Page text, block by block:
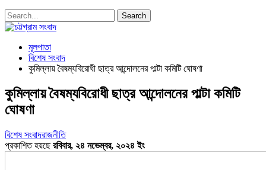
মূলপাতা
বিশেষ সংবাদ
কুমিল্লায় বৈষম্যবিরোধী ছাত্র আন্দোলনের পাল্টা কমিটি ঘোষণা
কুমিল্লায় বৈষম্যবিরোধী ছাত্র আন্দোলনের পাল্টা কমিটি
ঘোষণা
বিশেষ সংবাদরাজনীতি
প্রকাশিত হয়ছেরবিবার, ২৪ নভেম্বর, ২০২৪ ইং